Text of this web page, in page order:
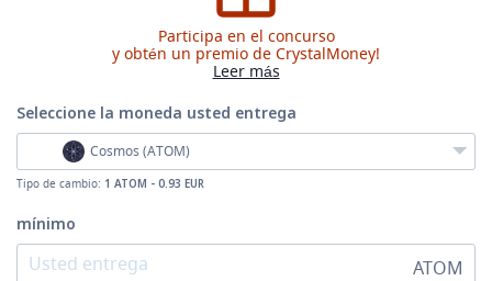
Participa en el concurso
y obtén un premio de CrystalMoney!
Leer más
Seleccione la moneda usted entrega
Cosmos (ATOM)
Tipo de cambio: 1 ATOM - 0.93 EUR
mínimo
ATOM